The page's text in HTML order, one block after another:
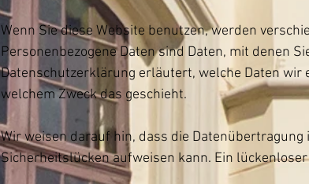
Wenn Sie diese Website benutzen, werden
Personenbezogene Daten sind Daten, mit denen
Datenschutzerklärung erläutert, welche Daten
welchem Zweck das geschieht.
Wir weisen darauf hin, dass die
Sicherheitslücken aufweisen kann. Ein